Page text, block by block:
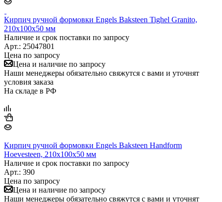
Кирпич ручной формовки Engels Baksteen Tighel Granito,
210х100х50 мм
Наличие и срок поставки по запросу
Арт.: 25047801
Цена по запросу
Цена и наличие по запросу
Наши менеджеры обязательно свяжутся с вами и уточнят
условия заказа
На складе в РФ
Кирпич ручной формовки Engels Baksteen Handform
Hoevesteen, 210х100х50 мм
Наличие и срок поставки по запросу
Арт.: 390
Цена по запросу
Цена и наличие по запросу
Наши менеджеры обязательно свяжутся с вами и уточнят